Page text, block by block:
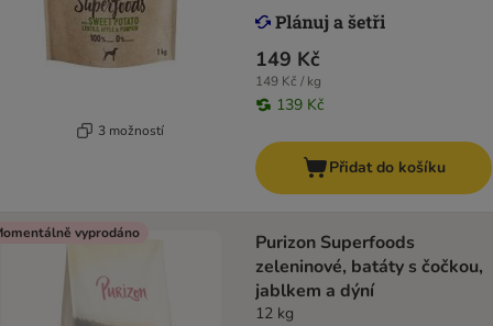
3 možností
149 Kč
149 Kč / kg
139 Kč
Přidat do košíku
vyprodáno
Purizon Superfoods
zeleninové, batáty s čočkou,
jablkem a dýní
12 kg